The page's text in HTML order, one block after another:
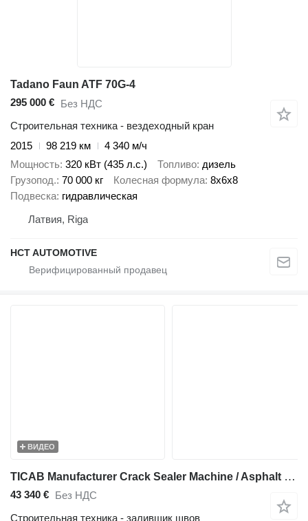
Tadano Faun ATF 70G-4
295 000 € Без НДС
Строительная техника - вездеходный кран
2015
98 219 км
4 340 м/ч
Мощность 320 кВт (435 л.с.) Топливо дизель
Грузопод. 70 000 кг Колесная формула 8x6x8
Подвеска гидравлическая
Латвия, Riga
HCT AUTOMOTIVE
ВИДЕО
TICAB Manufacturer Crack Sealer Machine / Asphalt Crack Filler
43 340 €
Без НДС
Строительная техника - заливщик швов